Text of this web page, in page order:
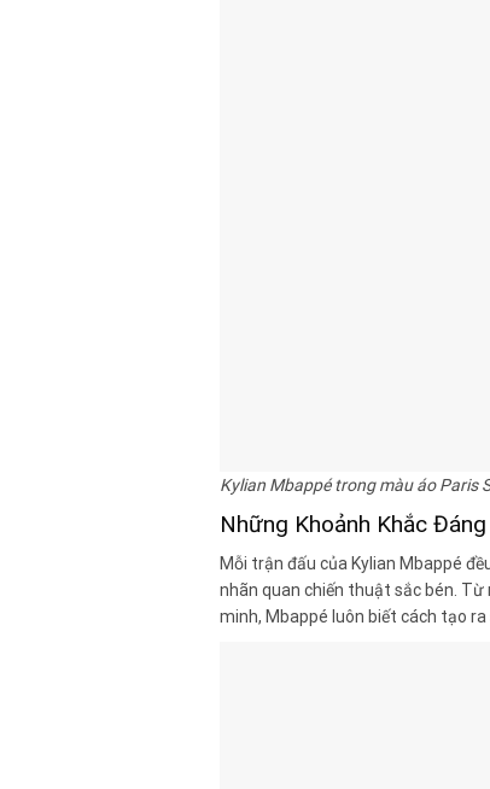
Kylian Mbappé trong màu áo Paris
Những Khoảnh Khắc
Mỗi trận đấu của Kylian Mbappé
nhãn quan chiến thuật sắc bén.
minh, Mbappé luôn biết cách tạo ra